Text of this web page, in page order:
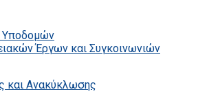
Υποδομών
Έργων και Συγκοινωνιών
και Ανακύκλωσης